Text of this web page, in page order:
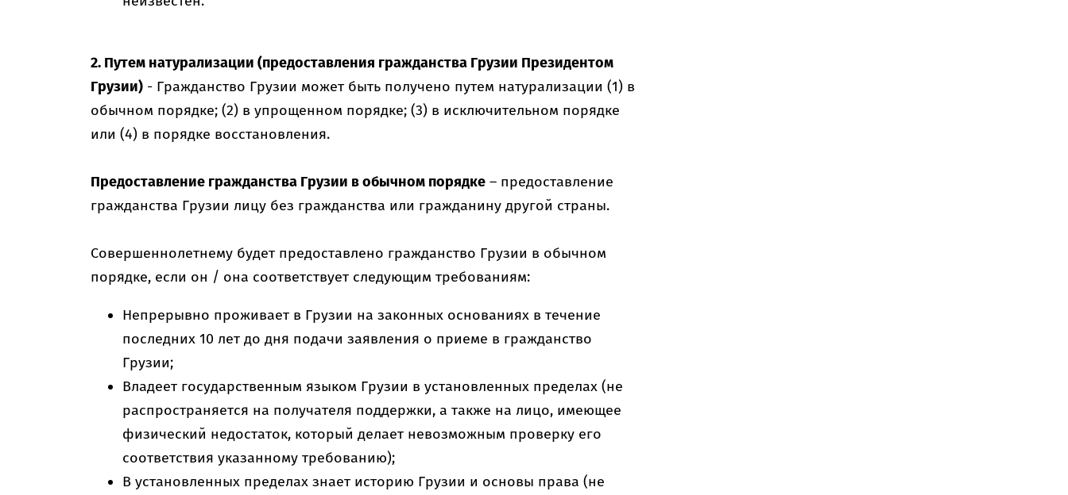
2. Путем натурализации (предоставления гражданства Грузии Президентом
Грузии) - Гражданство Грузии может быть получено путем натурализации (1) в
обычном порядке; (2) в упрощенном порядке; (3) в исключительном порядке
или (4) в порядке восстановления.
Предоставление гражданства Грузии в обычном порядке – предоставление
гражданства Грузии лицу без гражданства или гражданину другой страны.
Совершеннолетнему будет предоставлено гражданство Грузии в обычном
порядке, если он / она соответствует следующим требованиям:
Непрерывно проживает в Грузии на законных основаниях в течение
последних 10 лет до дня подачи заявления о приеме в гражданство
Грузии;
Владеет государственным языком Грузии в установленных пределах (не
распространяется на получателя поддержки, а также на лицо, имеющее
физический недостаток, который делает невозможным проверку его
соответствия указанному требованию);
В установленных пределах знает историю Грузии и основы права (не